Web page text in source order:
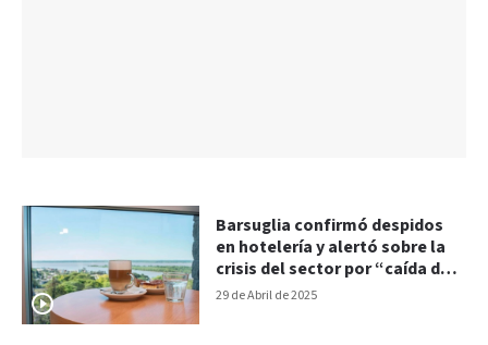
29 de Abril de 2025
Barsuglia confirmó despidos
en hotelería y alertó sobre la
crisis del sector por “caída de
la actividad”